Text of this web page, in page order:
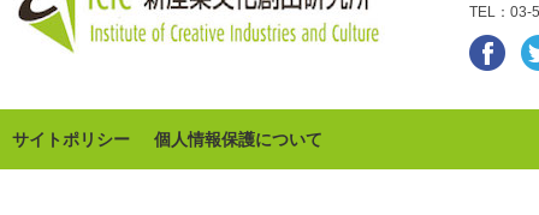
TEL：
サイトポリシー 個人情報保護について